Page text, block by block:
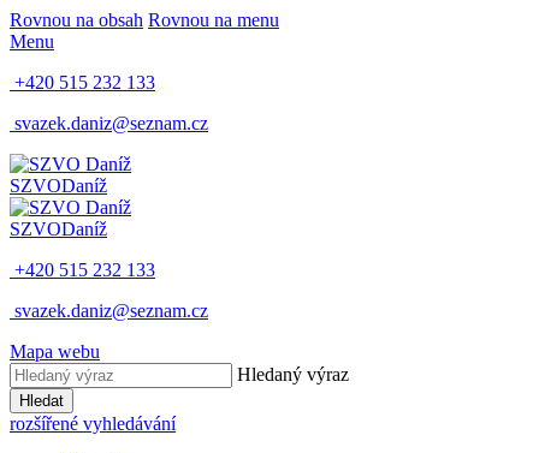
Rovnou na obsah Rovnou na menu
Menu
+420 515 232 133
svazek.daniz@seznam.cz
SZVODaníž
SZVODaníž
+420 515 232 133
svazek.daniz@seznam.cz
Mapa webu
Hledaný výraz
Hledat
rozšířené vyhledávání